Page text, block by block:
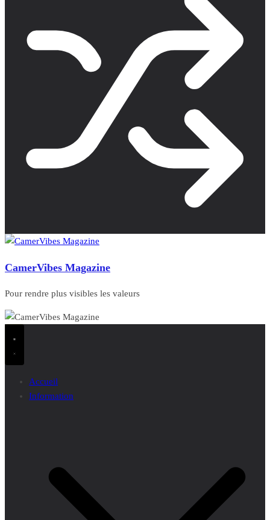
CamerVibes Magazine
Pour rendre plus visibles les valeurs
Accueil
Information